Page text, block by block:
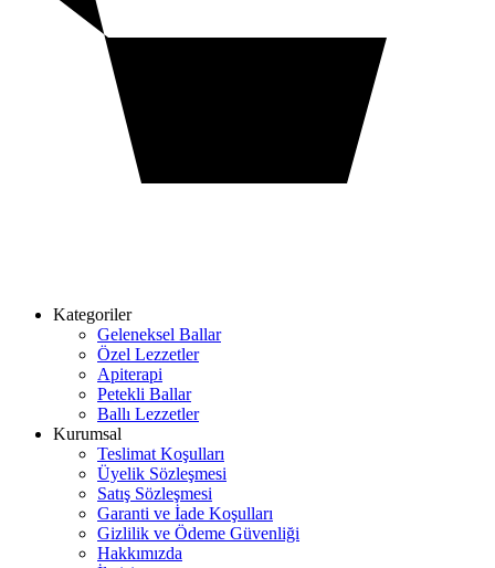
Kategoriler
Geleneksel Ballar
Özel Lezzetler
Apiterapi
Petekli Ballar
Ballı Lezzetler
Kurumsal
Teslimat Koşulları
Üyelik Sözleşmesi
Satış Sözleşmesi
Garanti ve İade Koşulları
Gizlilik ve Ödeme Güvenliği
Hakkımızda